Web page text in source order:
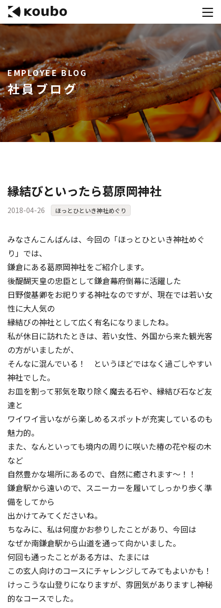
サービス
会社案内
実績紹介
採用情報
資料ダウンロード
コンテストを主催される方へ
公募運営SaaS 「Kouboプランナー」
事例紹介
事務局アウトソーシング
マーケットデータ
コンテスト情報及びプレゼン
ト情報を「Koubo」に無料で
紹介させていただきます
無料掲載お申し込み
EMPLOYEE BLOG
社員ブログ
縁結びといったら葛原岡神社
2018-04-26 ほっとひといき神社めぐり
みなさんこんばんは、今回の「ほっとひといき神社めぐ
り」では、
鎌倉にある葛原岡神社をご紹介します。
後醍醐天皇の忠臣として鎌倉幕府倒幕に活躍した
日野俊基卿をお祀りする神社なのですが、現在では若い女
性に大人気の
縁結びの神社として広く有名になりましたね。
私が休日に訪れたときは、若い女性、外国から来た観光客
の方がいましたが、
そんなに混んでいる！ というほどではなく過ごしやすい
神社でした。
お皿を割って邪気を取り除く魔去る石や、縁結び石など友
達と
ワイワイ言いながら楽しめるスポットが充実しているのも
魅力的。
また、なんといっても境内の周りに咲いた椿の花や桜の木
など
自然豊かな場所にあるので、自然に癒されます～！！
鎌倉駅から遠いので、スニーカーを履いてしっかり歩く準
備をしてから
出かけてみてくださいね。
ちなみに、私は何度かお参りしたことがあり、今回は
なぜか南鎌倉駅から山道を通って向かいました。
何回も通ったことがある方は、たまには
この玄人向けのコースにチャレンジしてみてもよいかも！
けっこうな山登りになりますが、雰囲気がありますし神秘
的なコースでした。